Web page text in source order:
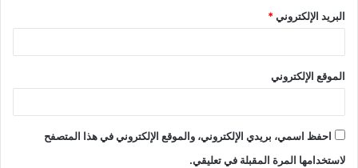
البريد الإلكتروني*
الموقع الإلكتروني
احفظ اسمي، بريدي الإلكتروني، والموقع الإلكتروني في هذا المتصفح
لاستخدامها المرة المقبلة في تعليقي.